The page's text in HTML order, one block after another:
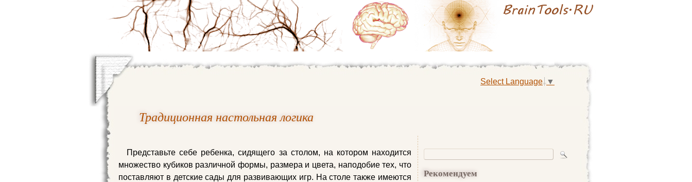
Select Language ▼
Традиционная настольная логика
Рекомендуем
Представьте себе ребенка, сидящего за столом, на котором находится
множество кубиков различной формы, размера и цвета, наподобие тех, что
поставляют в детские сады для развивающих игр. На столе также имеются